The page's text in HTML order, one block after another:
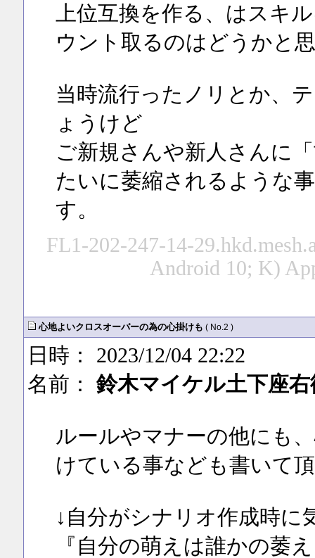
上位互換を作る、はスキ
ウント取るのはどうかと
当時流行ったノリとか、
ょうけど
ご新規さんや新人さんに
たいに萎縮されるような
す。
FL1-202-247-14-
Android 10; K)
心地よいクロスオーバーの為の心掛けも ( No.2 )
日時： 2023/12/04 22:22
名前： 鈴木マイケル土下座右
ルールやマナーの他にも
けている事なども書いて
↓自分がシナリオ作成時に
『自分の萌えは誰かの萎